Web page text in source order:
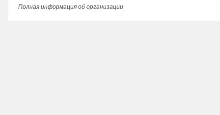
Полная информация об организации